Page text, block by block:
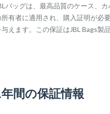
バッグは、最高品質のケース、
所有者に適用され、購入証明が必
与えます。この保証はJBL Bags製
間の保証情報